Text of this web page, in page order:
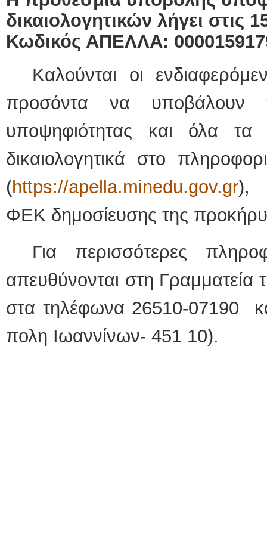
δικαιολογητικών λήγει στις
Κωδικός ΑΠΕΛΛΑ:
Καλούνται οι
προσόντα να υποβάλουν
υποψηφιότητας και όλα τα
δικαιολογητικά στο
(https://apella.minedu.gov.gr),
ΦΕΚ δημοσίευσης της
Για περισσότερες
απευθύνονται στη
στα τηλέφωνα 26510-07190
πολη Ιωαννίνων- 451 10).